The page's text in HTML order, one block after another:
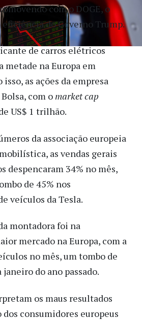
com o DOGE, o
do Governo Trump.
de carros elétricos
metade na Europa em
as ações da empresa
com omarket cap
US$ 1 trilhão.
da associação europeia
as vendas gerais
despencaram 34% no mês,
de 45% nos
veículos da Tesla.
montadora foi na
mercado na Europa, com a
no mês, um tombo de
janeiro do ano passado.
os maus resultados
dos consumidores europeus